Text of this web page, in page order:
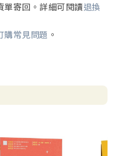
單寄回。詳細可閱讀退換
購常見問題 。